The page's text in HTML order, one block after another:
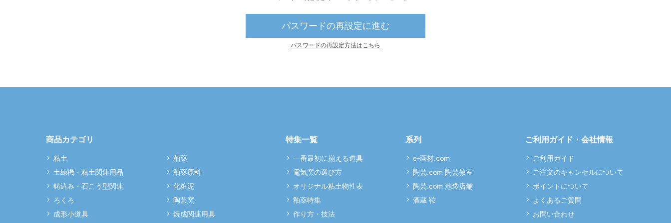
パスワードの再設定に進む
パスワードの再設定方法はこちら
商品カテゴリ
粘土
土練機・粘土関連用品
鋳込み・石こう型関連
ろくろ
成形小道具
釉薬
釉薬原料
化粧泥
陶芸窯
焼成関連用具
特集一覧
一番最初に揃える道具
電気窯の選び方
オリジナル粘土物性表
釉薬特集
作り方・技法
系列
e-画材.com
陶芸.com 陶芸教室
陶芸.com 池袋店舗
酒蔵 鞍
ご利用ガイド・会社情報
ご利用ガイド
ご注文のキャンセルについて
ポイントについて
よくあるご質問
お問い合わせ